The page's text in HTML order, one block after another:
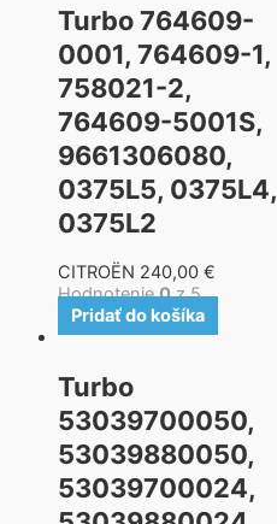
Turbo 764609-
0001, 764609-1,
758021-2,
764609-5001S,
9661306080,
0375L5, 0375L4,
0375L2
CITROËN 240,00 €
Hodnotenie0z 5
Pridať do košíka
Turbo
53039700050,
53039880050,
53039700024,